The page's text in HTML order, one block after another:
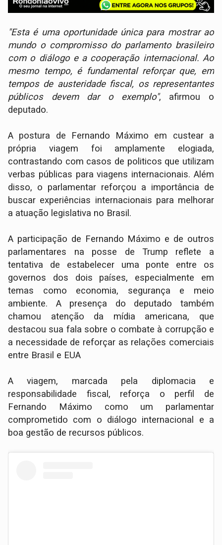
"Esta é uma oportunidade única para mostrar ao
mundo o compromisso do parlamento brasileiro
com o diálogo e a cooperação internacional. Ao
mesmo tempo, é fundamental reforçar que, em
tempos de austeridade fiscal, os representantes
públicos devem dar o exemplo", afirmou o
deputado.
A postura de Fernando Máximo em custear a
própria viagem foi amplamente elogiada,
contrastando com casos de politicos que utilizam
verbas públicas para viagens internacionais. Além
disso, o parlamentar reforçou a importância de
buscar experiências internacionais para melhorar
a atuação legislativa no Brasil.
A participação de Fernando Máximo e de outros
parlamentares na posse de Trump reflete a
tentativa de estabelecer uma ponte entre os
governos dos dois países, especialmente em
temas como economia, segurança e meio
ambiente. A presença do deputado também
chamou atenção da mídia americana, que
destacou sua fala sobre o combate à corrupção e
a necessidade de reforçar as relações comerciais
entre Brasil e EUA
A viagem, marcada pela diplomacia e
responsabilidade fiscal, reforça o perfil de
Fernando Máximo como um parlamentar
comprometido com o diálogo internacional e a
boa gestão de recursos públicos.